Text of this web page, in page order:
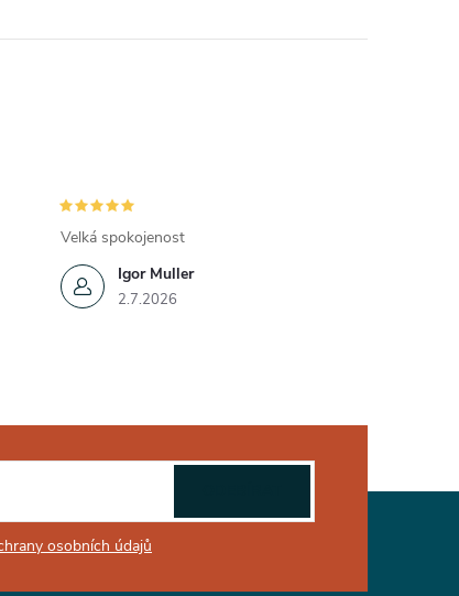
Igor Muller
2.7.2026
Velká spokojenost
osobních údajů